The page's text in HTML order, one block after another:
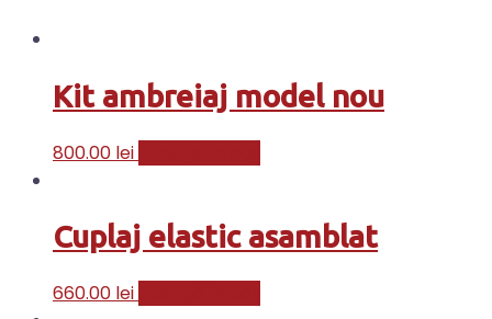
Kit ambreiaj model nou
800.00 lei
Cuplaj elastic asamblat
660.00 lei